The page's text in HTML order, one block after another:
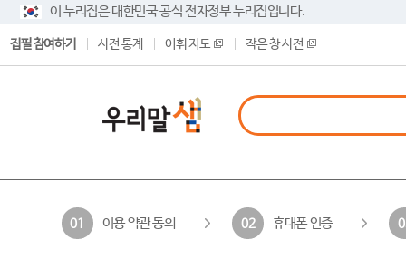
이 누리집은 대한민국 공식 전자정부 누리집입니다.
집필 참여하기 사전 통계 어휘 지도 작은 창 사전
01 이용 약관 동의 02 휴대폰 인증